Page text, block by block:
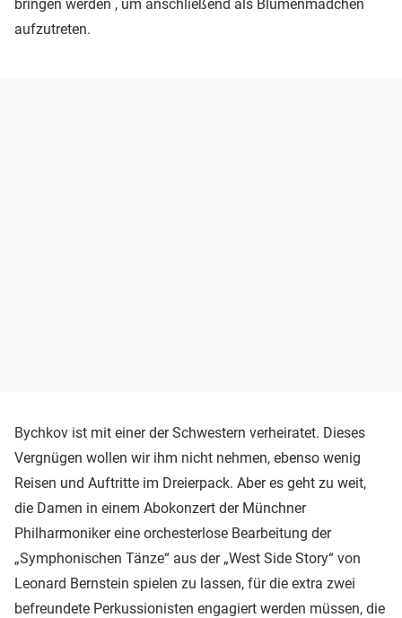
bringen werden , um anschließend als Blumenmädchen
aufzutreten.
Bychkov ist mit einer der Schwestern verheiratet. Dieses
Vergnügen wollen wir ihm nicht nehmen, ebenso wenig
Reisen und Auftritte im Dreierpack. Aber es geht zu weit,
die Damen in einem Abokonzert der Münchner
Philharmoniker eine orchesterlose Bearbeitung der
„Symphonischen Tänze“ aus der „West Side Story“ von
Leonard Bernstein spielen zu lassen, für die extra zwei
befreundete Perkussionisten engagiert werden müssen, die